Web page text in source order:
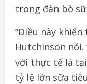
trong đàn bò
“Điều này khiến
Hutchinson nói.
với thực tế là
tỷ lệ lớn sữa